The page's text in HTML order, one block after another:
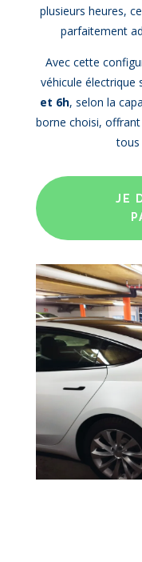
plusieurs heures,
parfaitement
Avec cette
véhicule électrique
et 6h, selon la
borne choisi,
tous
JE